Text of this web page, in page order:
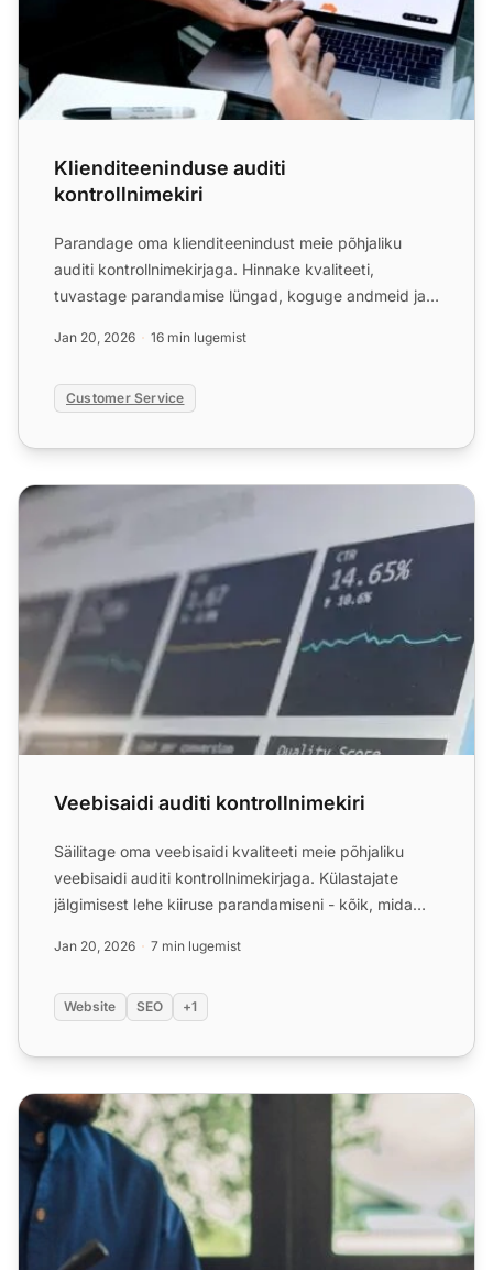
Klienditeeninduse auditi
kontrollnimekiri
Parandage oma klienditeenindust meie põhjaliku
auditi kontrollnimekirjaga. Hinnake kvaliteeti,
tuvastage parandamise lüngad, koguge andmeid ja
Jan 20, 2026 16 min lugemist
Customer Service
Veebisaidi auditi kontrollnimekiri
Veebisaidi auditi kontrollnimekiri
Säilitage oma veebisaidi kvaliteeti meie põhjaliku
veebisaidi auditi kontrollnimekirjaga. Külastajate
jälgimisest lehe kiiruse parandamiseni - kõik, mida
Jan 20, 2026 7 min lugemist
Website SEO +1
Kõnekeskuse kvaliteedikontrolli kontrollnimekiri